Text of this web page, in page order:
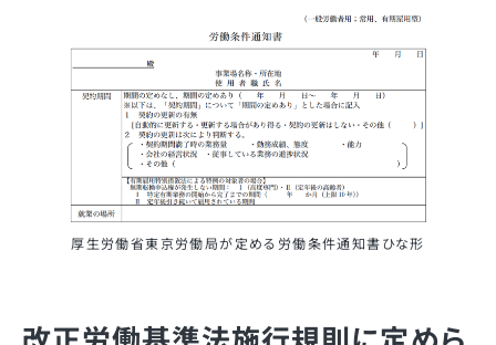
厚生労働省東京労働局が定める労働条件通知書ひな形